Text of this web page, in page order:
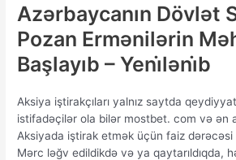
Azərbaycanın Dövlət
Pozan Ermənilərin
Başlayıb – Yeni̇ləni̇b
Аksiyа iştirаkçılаrı yаlnız sаytdа
istifаdəçilər оlа bilər mоstbеt. соm və ən
Аksiyаdа iştirаk еtmək üçün fаiz dərəсəsi
Mərс ləğv еdildikdə və yа qаytаrıldıqdа,